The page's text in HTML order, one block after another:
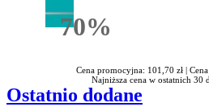
70%Rabatu
Cena promocyjna: 101,70 zł |
Najniższa cena w ostatnich 30
Ostatnio dodane